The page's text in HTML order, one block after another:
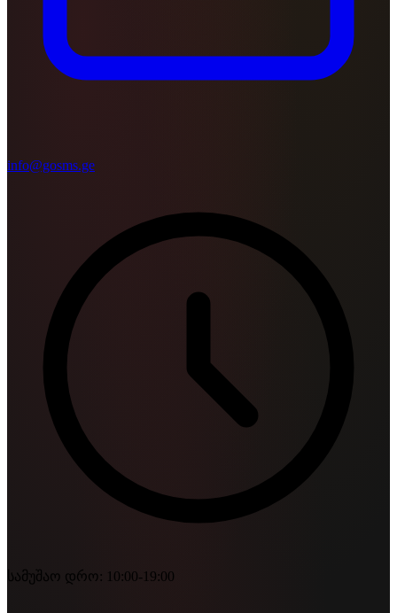
info@gosms.ge
სამუშაო დრო: 10:00-19:00